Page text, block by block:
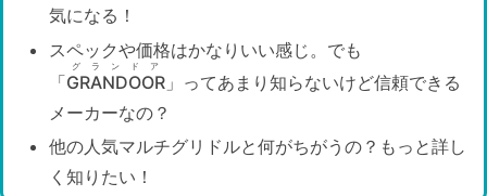
気になる！
スペックや価格はかなりいい感じ。でも
「GRANDOOR
グランドア
」ってあまり知らないけど信頼できる
メーカーなの？
他の人気マルチグリドルと何がちがうの？もっと詳し
く知りたい！